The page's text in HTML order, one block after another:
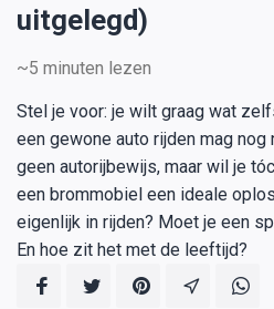
uitgelegd)
~5 minuten lezen
Stel je voor: je wilt graag wat
een gewone auto rijden mag
geen autorijbewijs, maar wil je
een brommobiel een ideale
eigenlijk in rijden? Moet je een
En hoe zit het met de leeftijd?